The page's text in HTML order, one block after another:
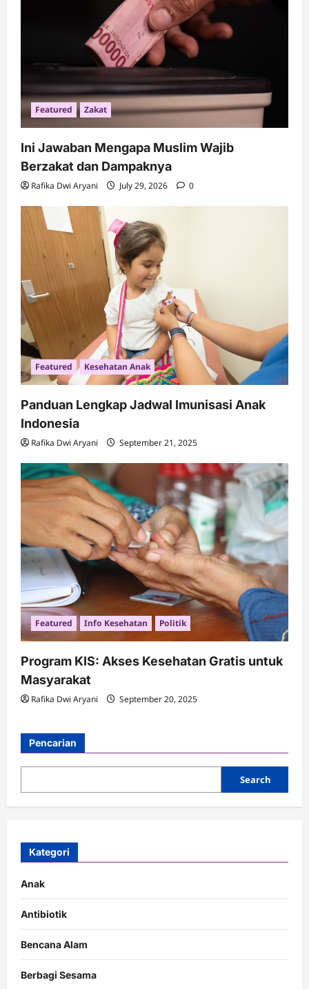
Featured Zakat
Ini Jawaban Mengapa Muslim Wajib
Berzakat dan Dampaknya
Rafika Dwi Aryani July 29, 2026 0
Featured Kesehatan Anak
Panduan Lengkap Jadwal Imunisasi Anak
Indonesia
Rafika Dwi Aryani September 21, 2025
Featured Info Kesehatan Politik
Program KIS: Akses Kesehatan Gratis untuk
Masyarakat
Rafika Dwi Aryani September 20, 2025
Pencarian
Search
Kategori
Anak
Antibiotik
Bencana Alam
Berbagi Sesama